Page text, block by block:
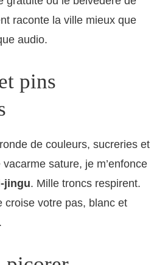
raconte la ville mieux que
audio.
pins
de couleurs, sucreries et
sature, je m’enfonce
jingu. Mille troncs respirent.
croise votre pas, blanc et